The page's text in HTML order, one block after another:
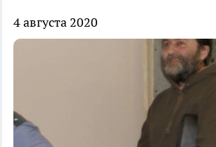
4 августа 2020